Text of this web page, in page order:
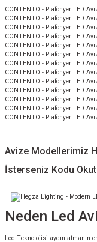
CONTENTO - Plafonyer LED
CONTENTO - Plafonyer LED
CONTENTO - Plafonyer LED
CONTENTO - Plafonyer LED
CONTENTO - Plafonyer LED
CONTENTO - Plafonyer LED
CONTENTO - Plafonyer LED
CONTENTO - Plafonyer LED
CONTENTO - Plafonyer LED
CONTENTO - Plafonyer LED
CONTENTO - Plafonyer LED
CONTENTO - Plafonyer LED
CONTENTO - Plafonyer LED
Avize Modellerimiz
İsterseniz Kodu
Neden Led
Led Teknolojisi aydınlatmanın